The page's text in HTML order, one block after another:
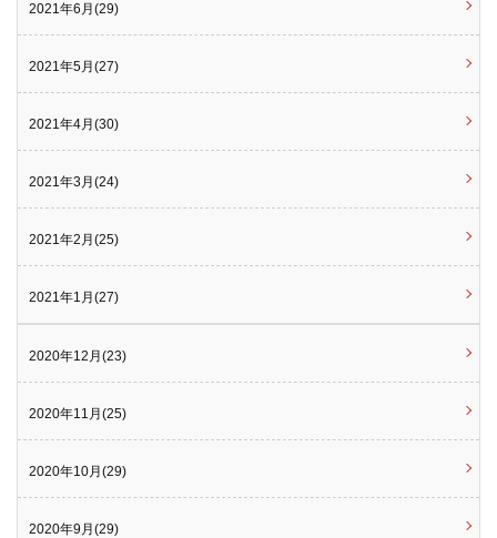
2021年6月(29)
2021年5月(27)
2021年4月(30)
2021年3月(24)
2021年2月(25)
2021年1月(27)
2020年12月(23)
2020年11月(25)
2020年10月(29)
2020年9月(29)